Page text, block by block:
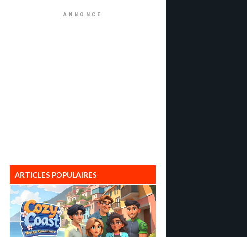
ANNONCE
ARTICLES POPULAIRES